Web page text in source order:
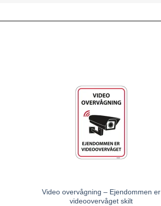
Video overvågning – Ejendommen er
videoovervåget skilt